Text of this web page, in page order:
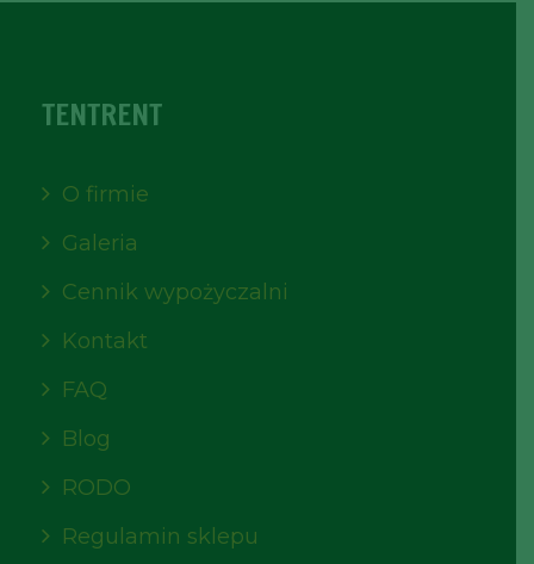
TENTRENT
O firmie
Galeria
Cennik wypożyczalni
Kontakt
FAQ
Blog
RODO
Regulamin sklepu